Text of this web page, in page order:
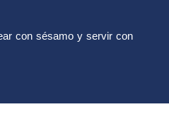
con sésamo y servir con